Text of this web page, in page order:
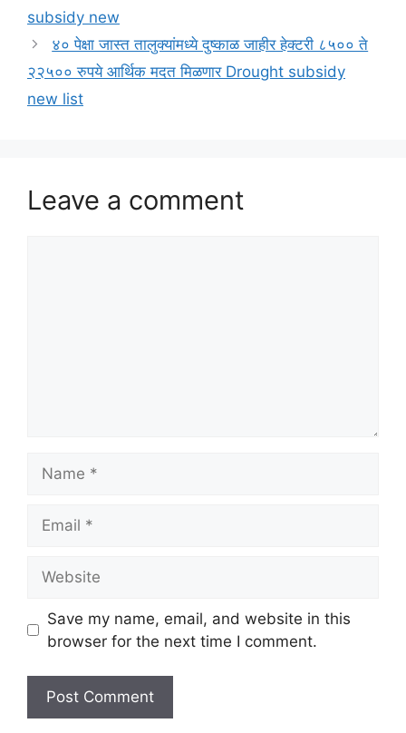
subsidy new
४० पेक्षा जास्त तालुक्यांमध्ये दुष्काळ जाहीर हेक्टरी ८५०० ते
२२५०० रुपये आर्थिक मदत मिळणार Drought subsidy
new list
Leave a comment
Save my name, email, and website in this
browser for the next time I comment.